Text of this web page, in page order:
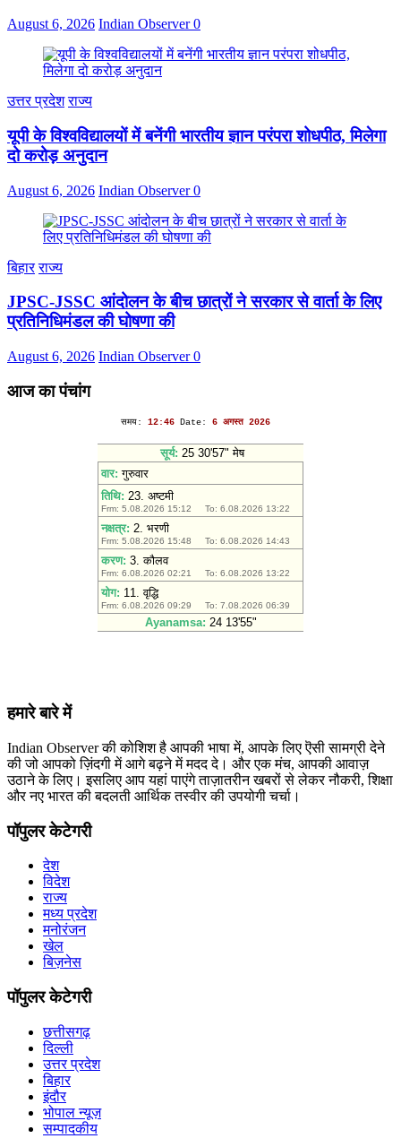
August 6, 2026 Indian Observer0
उत्तर प्रदेश राज्य
यूपी के विश्वविद्यालयों में बनेंगी भारतीय ज्ञान परंपरा शोधपीठ, मिलेगा
दो करोड़ अनुदान
August 6, 2026 Indian Observer0
बिहार राज्य
JPSC-JSSC आंदोलन के बीच छात्रों ने सरकार से वार्ता के लिए
प्रतिनिधिमंडल की घोषणा की
August 6, 2026 Indian Observer0
आज का पंचांग
हमारे बारे में
Indian Observer की कोशिश है आपकी भाषा में, आपके लिए ऎसी सामग्री देने
की जो आपको ज़िंदगी में आगे बढ़ने में मदद दे। और एक मंच, आपकी आवाज़
उठाने के लिए। इसलिए आप यहां पाएंगे ताज़ातरीन खबरों से लेकर नौकरी, शिक्षा
और नए भारत की बदलती आर्थिक तस्वीर की उपयोगी चर्चा।
पॉपुलर केटेगरी
देश
विदेश
राज्य
मध्य प्रदेश
मनोरंजन
खेल
बिज़नेस
पॉपुलर केटेगरी
छत्तीसगढ़
दिल्ली
उत्तर प्रदेश
बिहार
इंदौर
भोपाल न्यूज़
सम्पादकीय